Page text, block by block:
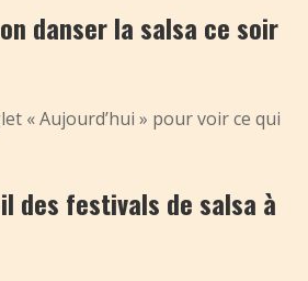
danser la salsa ce soir
« Aujourd’hui » pour voir ce qui
des festivals de salsa à